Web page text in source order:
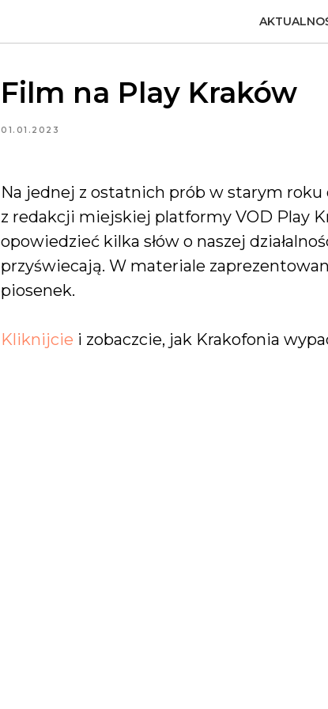
Film na Play Kraków
01.01.2023
Na jednej z ostatnich prób w starym roku
z redakcji miejskiej platformy VOD Play
opowiedzieć kilka słów o naszej
przyświecają. W materiale
piosenek.
Kliknijcie i zobaczcie, jak Krakofonia